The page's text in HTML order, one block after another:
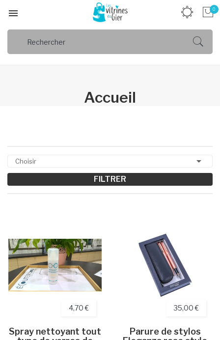
 0
Accueil
Choisir 
FILTRER
4,70 €
Spray nettoyant tout
35,00 €
Parure de stylos